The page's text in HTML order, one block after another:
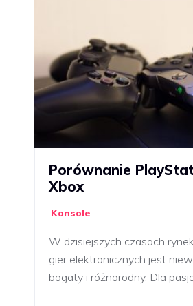
Porównanie
Xbox
Konsole
W dzisiejszych czasach
gier elektronicznych jest
bogaty i różnorodny. Dla